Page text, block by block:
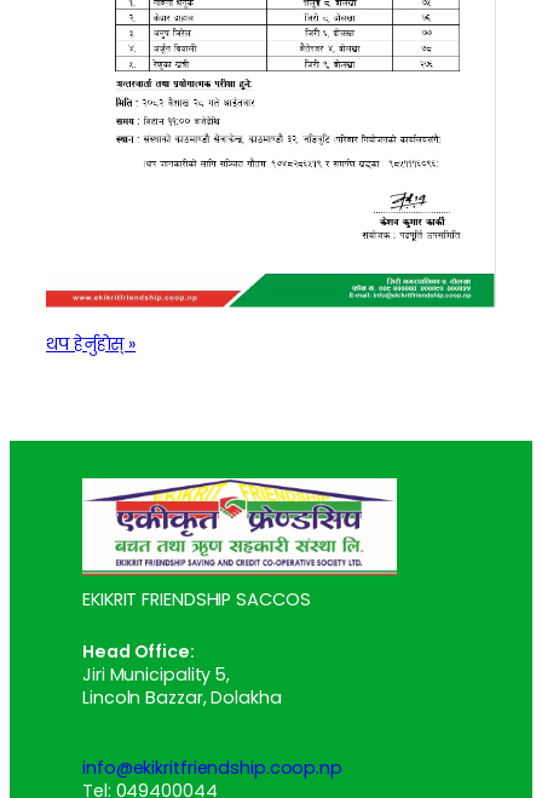
थप हेर्नुहाेस् »:
परीक्षासम्बन्धी
EKIKRIT FRIENDSHIP SACCOS
Head Office:
Jiri Municipality 5,
Lincoln Bazzar, Dolakha
info@ekikritfriendship.coop.np